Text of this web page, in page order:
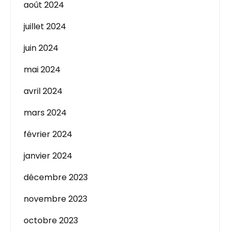
août 2024
juillet 2024
juin 2024
mai 2024
avril 2024
mars 2024
février 2024
janvier 2024
décembre 2023
novembre 2023
octobre 2023